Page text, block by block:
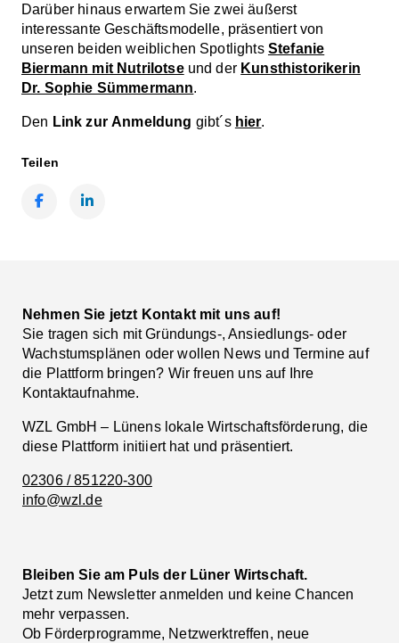
Darüber hinaus erwartem Sie zwei äußerst
interessante Geschäftsmodelle, präsentiert von
unseren beiden weiblichen Spotlights Stefanie
Biermann mit Nutrilotseund der Kunsthistorikerin
Dr. Sophie Sümmermann.
Den Link zur Anmeldung gibt´s hier.
Teilen
Nehmen Sie jetzt Kontakt mit uns auf!
Sie tragen sich mit Gründungs-, Ansiedlungs- oder
Wachstumsplänen oder wollen News und Termine auf
die Plattform bringen? Wir freuen uns auf Ihre
Kontaktaufnahme.
WZL GmbH – Lünens lokale Wirtschaftsförderung, die
diese Plattform initiiert hat und präsentiert.
02306 / 851220-300
info@wzl.de
Bleiben Sie am Puls der Lüner Wirtschaft.
Jetzt zum Newsletter anmelden und keine Chancen
mehr verpassen.
Ob Förderprogramme, Netzwerktreffen, neue